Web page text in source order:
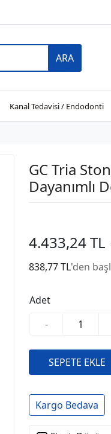
ARA
Kanal Tedavisi / Endodonti
GC Tria
Dayanımlı
4.433,24 TL
838,77 TL'den
Adet
-
Kargo Bedava